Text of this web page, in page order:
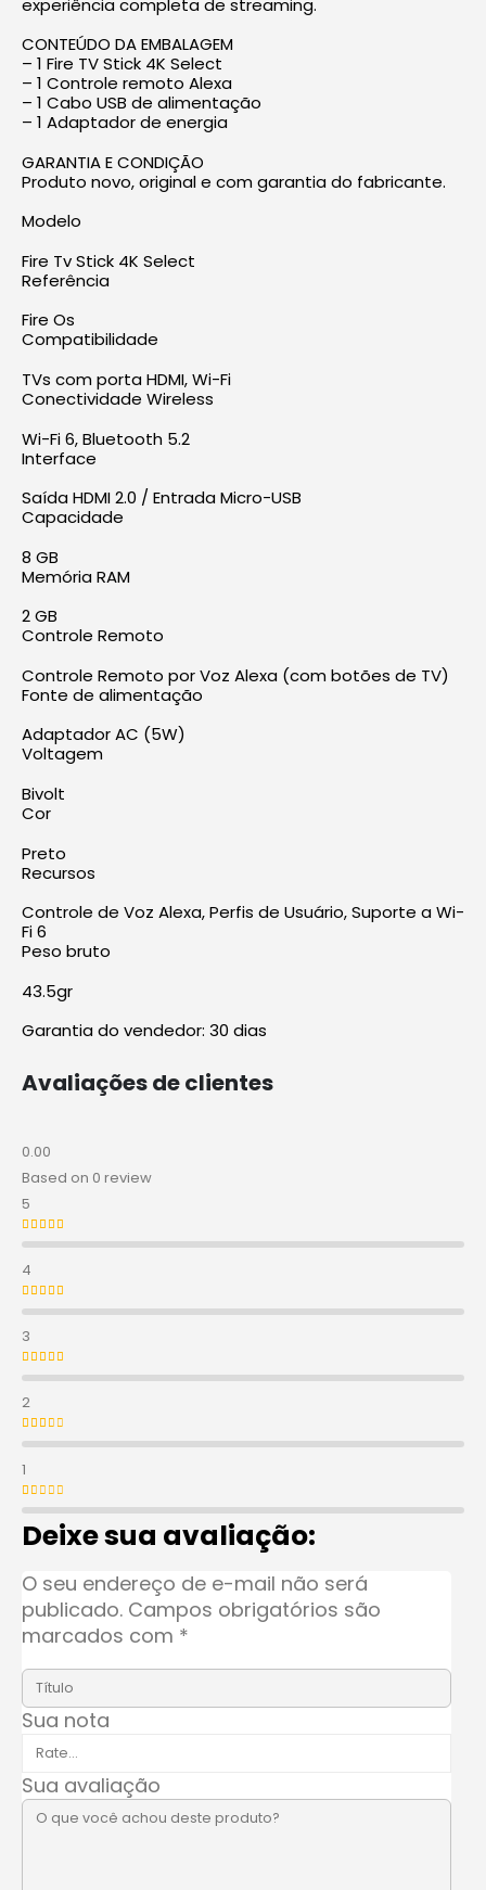
CONTEÚDO DA EMBALAGEM
– 1 Fire TV Stick 4K Select
– 1 Controle remoto Alexa
– 1 Cabo USB de alimentação
– 1 Adaptador de energia
GARANTIA E CONDIÇÃO
Produto novo, original e com garantia do fabricante.
Modelo
Fire Tv Stick 4K Select
Referência
Fire Os
Compatibilidade
TVs com porta HDMI, Wi-Fi
Conectividade Wireless
Wi-Fi 6, Bluetooth 5.2
Interface
Saída HDMI 2.0 / Entrada Micro-USB
Capacidade
8 GB
Memória RAM
2 GB
Controle Remoto
Controle Remoto por Voz Alexa (com botões de TV)
Fonte de alimentação
Adaptador AC (5W)
Voltagem
Bivolt
Cor
Preto
Recursos
Controle de Voz Alexa, Perfis de Usuário, Suporte a Wi-
Fi 6
Peso bruto
43.5gr
Garantia do vendedor: 30 dias
Avaliações de clientes
0.00
Based on 0 review
5
Avaliação5de 5
4
Avaliação4de 5
3
Avaliação3de 5
2
Avaliação2de 5
1
Avaliação1de 5
Deixe sua avaliação:
O seu endereço de e-mail não será
publicado. Campos obrigatórios são
marcados com *
Sua nota
Sua avaliação